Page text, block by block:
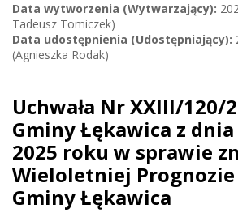
Data wytworzenia (Wytwarzający):
Tadeusz Tomiczek)
Data udostępnienia (Udostępniający):
(Agnieszka Rodak)
Uchwała Nr XXIII/120/
Gminy Łękawica z
2025 roku w sprawie
Wieloletniej
Gminy Łękawica